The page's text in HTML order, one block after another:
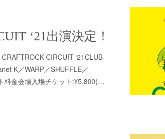
‘21出演決定！
CIRCUIT ‘21CLUB
K／WARP／SHUFFLE／
料金会場入場チケット:¥5,800(…